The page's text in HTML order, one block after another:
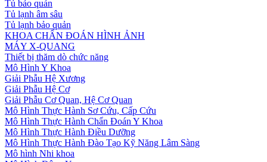
Tủ bảo quản
Tủ lạnh âm sâu
Tủ lạnh bảo quản
KHOA CHẨN ĐOÁN HÌNH ẢNH
MÁY X-QUANG
Thiết bị thăm dò chức năng
Mô Hình Y Khoa
Giải Phẫu Hệ Xương
Giải Phẫu Hệ Cơ
Giải Phẫu Cơ Quan, Hệ Cơ Quan
Mô Hình Thực Hành Sơ Cứu, Cấp Cứu
Mô Hình Thực Hành Chẩn Đoán Y Khoa
Mô Hình Thực Hành Điều Dưỡng
Mô Hình Thực Hành Đào Tạo Kỹ Năng Lâm Sàng
Mô hình Nhi khoa